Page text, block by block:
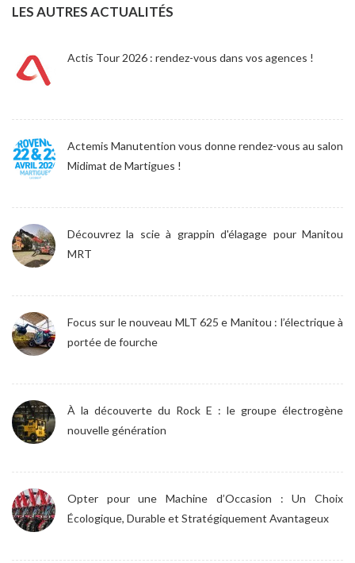
LES AUTRES ACTUALITÉS
Actis Tour 2026 : rendez-vous dans vos agences !
Actemis Manutention vous donne rendez-vous au salon
Midimat de Martigues !
Découvrez la scie à grappin d'élagage pour Manitou
MRT
Focus sur le nouveau MLT 625 e Manitou : l’électrique à
portée de fourche
À la découverte du Rock E : le groupe électrogène
nouvelle génération
Opter pour une Machine d’Occasion : Un Choix
Écologique, Durable et Stratégiquement Avantageux